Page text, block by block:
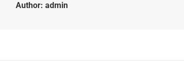
Author: admin